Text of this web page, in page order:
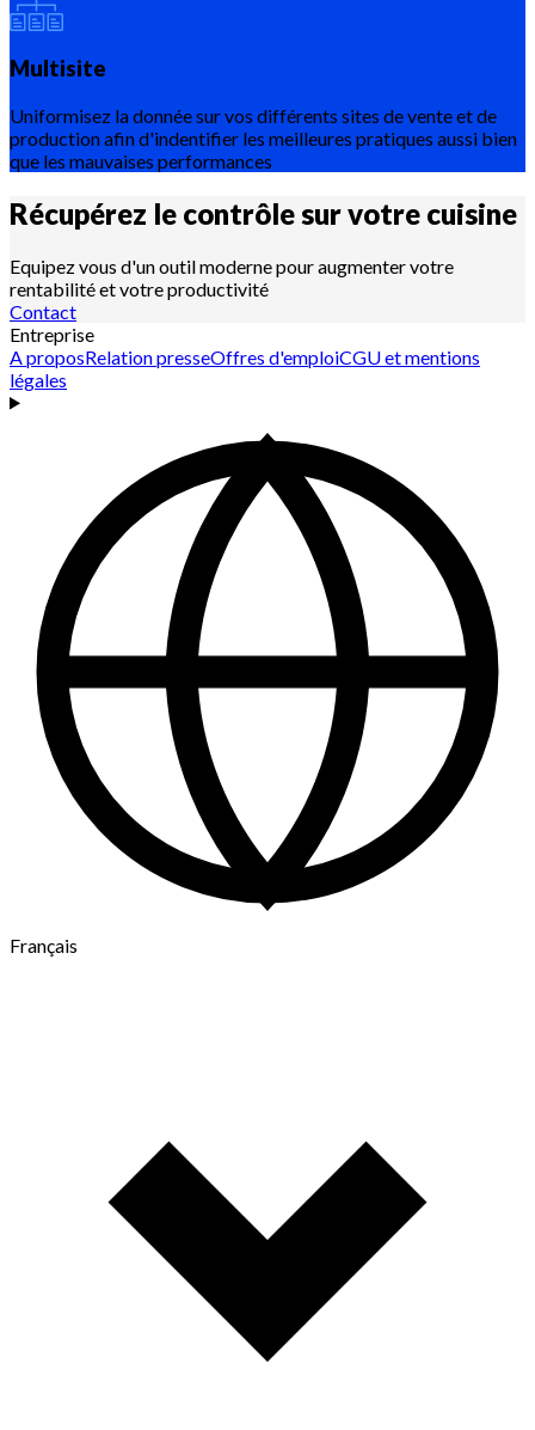
Multisite
Uniformisez la donnée sur vos différents sites de vente et de
production afin d'indentifier les meilleures pratiques aussi bien
que les mauvaises performances
Récupérez le contrôle sur votre cuisine
Equipez vous d'un outil moderne pour augmenter votre
rentabilité et votre productivité
Contact
Entreprise
A proposRelation presseOffres d'emploiCGU et mentions
légales
Français